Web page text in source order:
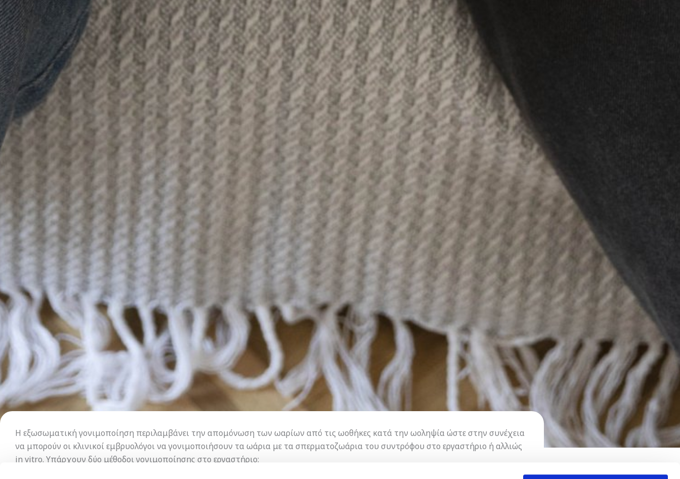
Η εξωσωματική γονιμοποίηση περιλαμβάνει την απομόνωση των ωαρίων από τις ωοθήκες κατά την ωοληψία ώστε στην συνέχεια
να μπορούν οι κλινικοί εμβρυολόγοι να γονιμοποιήσουν τα ωάρια με τα σπερματοζωάρια του συντρόφου στο εργαστήριο ή αλλιώς
in vitro. Υπάρχουν δύο μέθοδοι γονιμοποίησης στο εργαστήριο: